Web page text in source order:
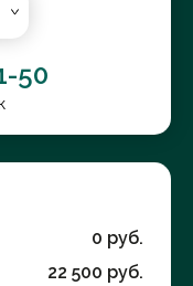
50
0 руб.
22 500 руб.